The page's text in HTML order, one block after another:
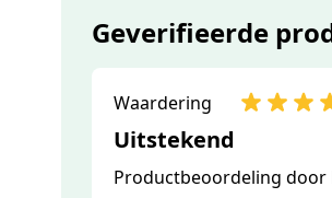
Geverifieerde
Waardering
Uitstekend
Productbeoordeling door